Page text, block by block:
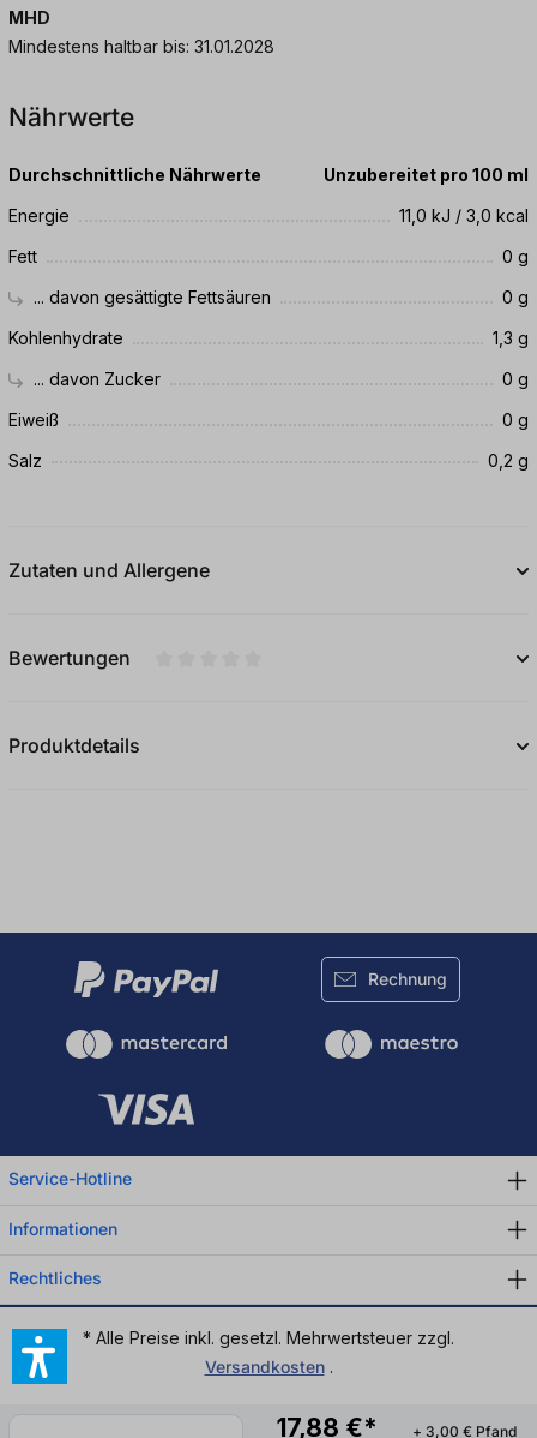
17,88 €* + 3,00 € Pfand
MHD
Mindestens haltbar bis: 31.01.2028
Nährwerte
Durchschnittliche Nährwerte
Unzubereitet pro 100 ml
Energie
11,0 kJ / 3,0 kcal
Fett
0 g
... davon gesättigte Fettsäuren
0 g
Kohlenhydrate
1,3 g
... davon Zucker
0 g
Eiweiß
0 g
Salz
0,2 g
Zutaten und Allergene
Bewertungen
Produktdetails
Rechnung
Service-Hotline
Informationen
Rechtliches
* Alle Preise inkl. gesetzl. Mehrwertsteuer zzgl.
Versandkosten.